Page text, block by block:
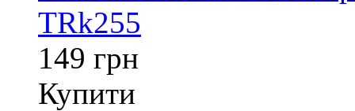
TRk255
149 грн
Купити